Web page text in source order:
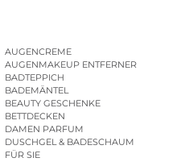
AUGENCREME
AUGENMAKEUP ENTFERNER
BADTEPPICH
BADEMÄNTEL
BEAUTY GESCHENKE
BETTDECKEN
DAMEN PARFUM
DUSCHGEL & BADESCHAUM
FÜR SIE